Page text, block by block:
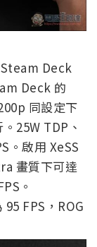
Deck
Deck 的
同設定下
25W TDP、
。啟用 XeSS
畫質下可達
。
FPS，ROG